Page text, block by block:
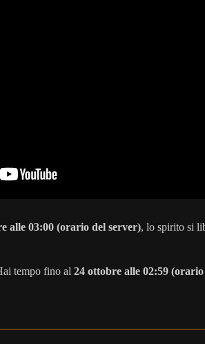
alle 03:00 (orario del server), lo spirito si
tempo fino al 24 ottobre alle 02:59